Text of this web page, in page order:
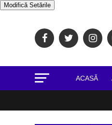
Modifică Setările
ACASĂ